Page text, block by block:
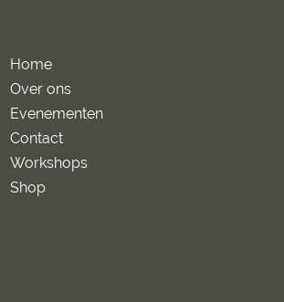
Home
Over ons
Evenementen
Contact
Workshops
Shop